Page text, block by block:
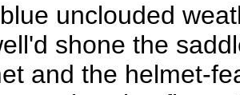
unclouded
shone the
and the helmet-